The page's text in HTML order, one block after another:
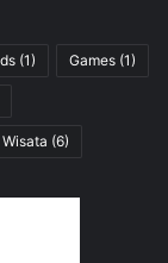
(1) Games (1)
Wisata (6)